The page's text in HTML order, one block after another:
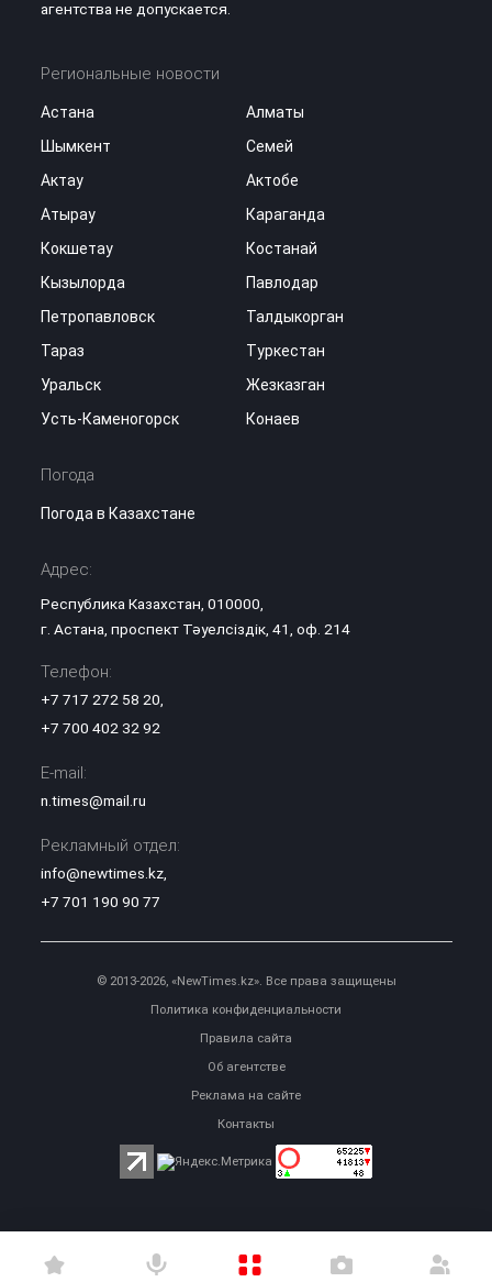
агентства не допускается.
Региональные новости
Астана
Алматы
Шымкент
Семей
Актау
Актобе
Атырау
Караганда
Кокшетау
Костанай
Кызылорда
Павлодар
Петропавловск
Талдыкорган
Тараз
Туркестан
Уральск
Жезказган
Усть-Каменогорск
Конаев
Погода
Погода в Казахстане
Адрес:
Республика Казахстан, 010000,
г. Астана, проспект Тәуелсіздік, 41, оф. 214
Телефон:
+7 717 272 58 20,
+7 700 402 32 92
E-mail:
n.times@mail.ru
Рекламный отдел:
info@newtimes.kz,
+7 701 190 90 77
© 2013-2026, «NewTimes.kz». Все права защищены
Политика конфиденциальности
Правила сайта
Об агентстве
Реклама на сайте
Контакты